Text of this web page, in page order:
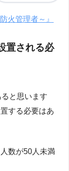
火管理者～』
置される必
と思います
する必要はあ
数が50人未満